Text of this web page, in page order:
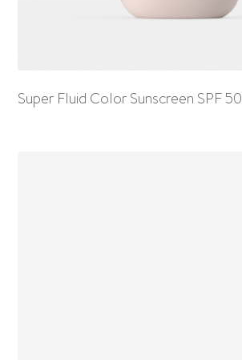
Super Fluid Color Sunscreen SPF 50